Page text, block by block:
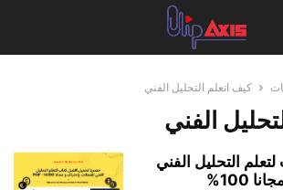
كيف اتعلم التحليل الفني
الفني
التحليل الفني